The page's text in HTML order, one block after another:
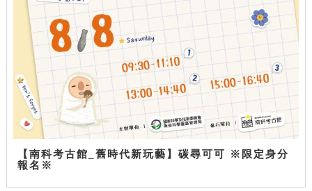
【南科考古館_舊時代新玩藝】碳尋可可 ※限定身分
報名※